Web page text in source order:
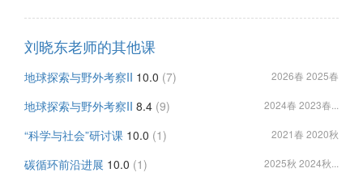
刘晓东老师的其他课
地球探索与野外考察II 10.0 (7) 2026春 2025春
地球探索与野外考察II 8.4 (9) 2024春 2023春...
“科学与社会”研讨课 10.0 (1) 2021春 2020秋
碳循环前沿进展 10.0 (1) 2025秋 2024秋...